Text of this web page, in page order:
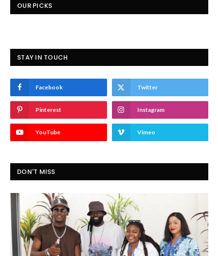
OUR PICKS
STAY IN TOUCH
Facebook Twitter
Pinterest Instagram
YouTube Vimeo
DON'T MISS